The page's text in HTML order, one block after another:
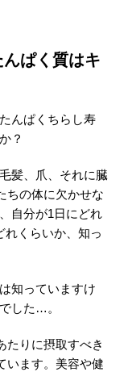
ぱく質はキ
んぱくちらし寿
？
髪、爪、それに臓
ちの体に欠かせな
自分が1日にどれ
れくらいか、知っ
知っていますけ
した…。
たりに摂取すべき
います。美容や健